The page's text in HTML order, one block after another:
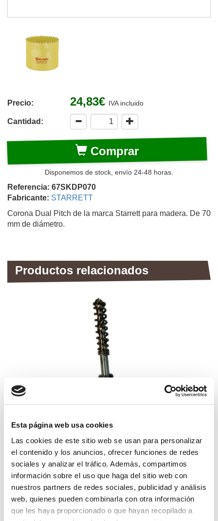
Esta página web usa cookies
Las cookies de este sitio web se usan para personalizar
el contenido y los anuncios, ofrecer funciones de redes
sociales y analizar el tráfico. Además, compartimos
información sobre el uso que haga del sitio web con
nuestros partners de redes sociales, publicidad y análisis
web, quienes pueden combinarla con otra información
que les haya proporcionado o que hayan recopilado a
Precio: 24,83€ IVA incluido
Cantidad:
Comprar
Disponemos de stock, envío 24-48 horas.
Referencia: 67SKDP070
Fabricante: STARRETT
Corona Dual Pitch de la marca Starrett para madera. De 70
mm de diámetro.
Productos relacionados
husillo coronas 14-30mm.
20,58€ comprar